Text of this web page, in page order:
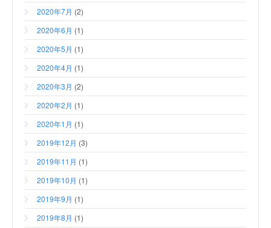
2020年7月 (2)
2020年6月 (1)
2020年5月 (1)
2020年4月 (1)
2020年3月 (2)
2020年2月 (1)
2020年1月 (1)
2019年12月 (3)
2019年11月 (1)
2019年10月 (1)
2019年9月 (1)
2019年8月 (1)